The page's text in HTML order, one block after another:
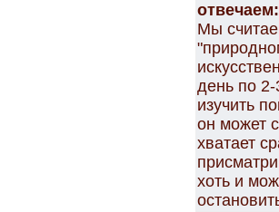
отвечаем:
Мы
день по
изучить
он может
хватает
хоть и